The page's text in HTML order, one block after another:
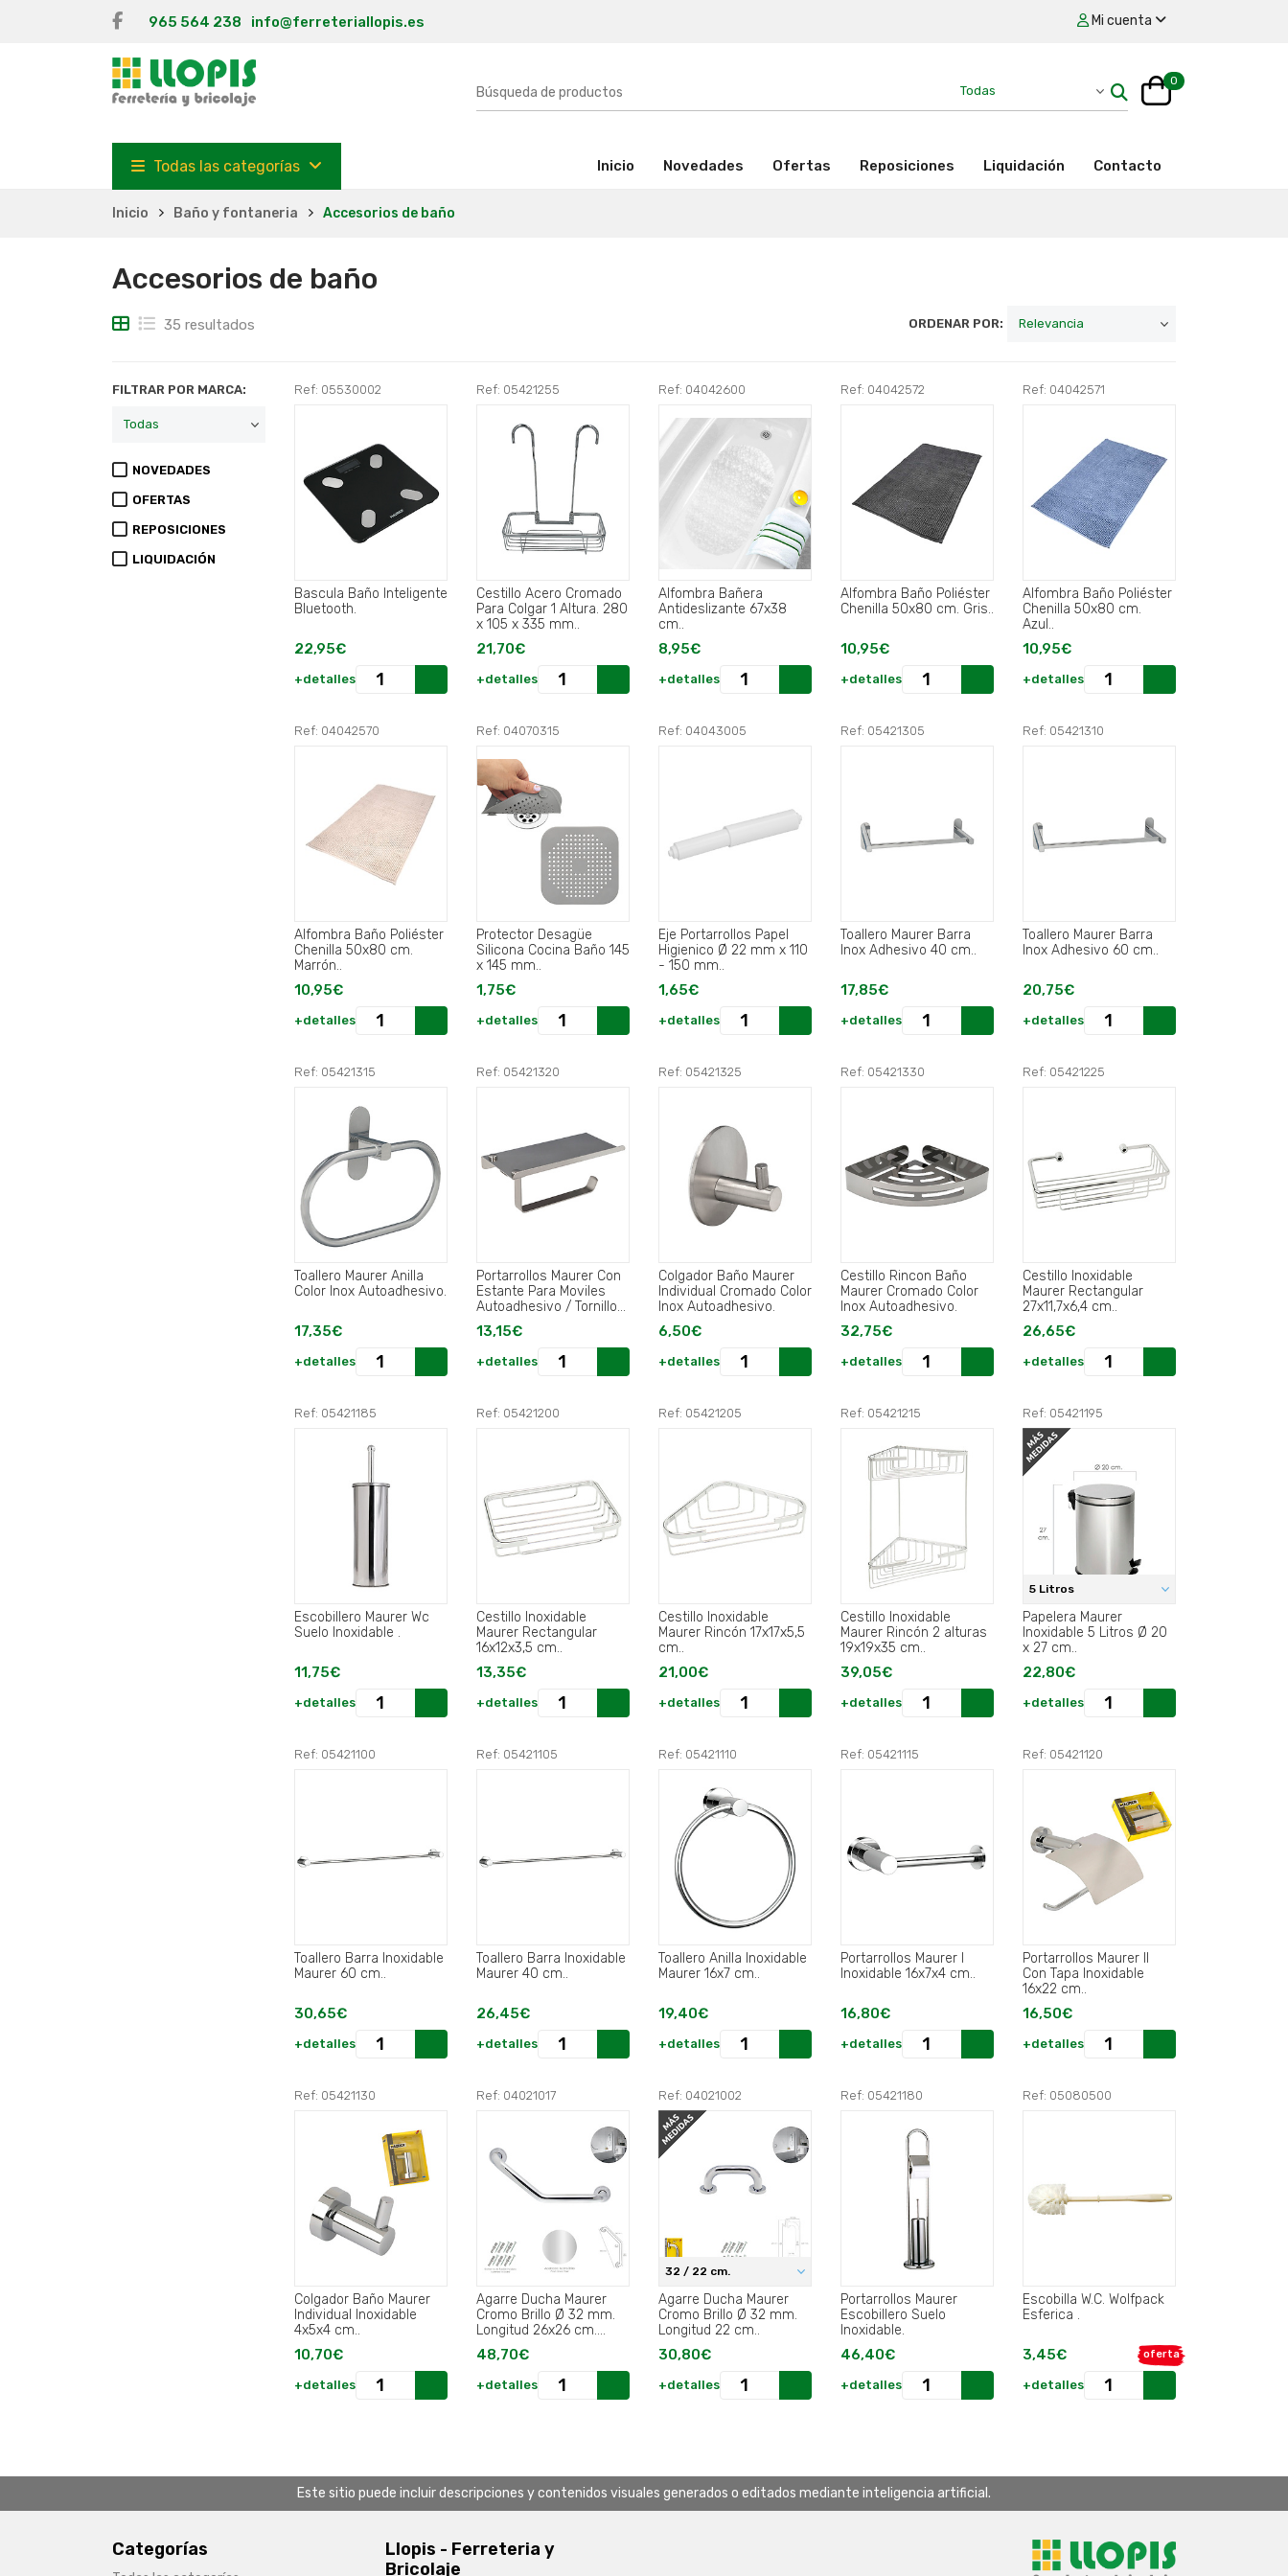
965 564 238 info@ferreteriallopis.es Mi cuenta
0
Todas las categorías Inicio (activo)Novedades Ofertas Reposiciones Liquidación Contacto
Inicio Baño y fontaneria Accesorios de baño
Accesorios de baño
35 resultados ORDENAR POR:
FILTRAR POR MARCA:
NOVEDADES
OFERTAS
REPOSICIONES
LIQUIDACIÓN
Ref: 05530002
Bascula Baño Inteligente
Bluetooth.
22,95€
+detalles
Ref: 05421255
Cestillo Acero Cromado
Para Colgar 1 Altura. 280
x 105 x 335 mm..
21,70€
+detalles
Ref: 04042600
Alfombra Bañera
Antideslizante 67x38
cm..
8,95€
+detalles
Ref: 04042572
Alfombra Baño Poliéster
Chenilla 50x80 cm. Gris..
10,95€
+detalles
Ref: 04042571
Alfombra Baño Poliéster
Chenilla 50x80 cm.
Azul..
10,95€
+detalles
Ref: 04042570
Alfombra Baño Poliéster
Chenilla 50x80 cm.
Marrón..
10,95€
+detalles
Ref: 04070315
Protector Desagüe
Silicona Cocina Baño 145
x 145 mm..
1,75€
+detalles
Ref: 04043005
Eje Portarrollos Papel
Higienico Ø 22 mm x 110
- 150 mm..
1,65€
+detalles
Ref: 05421305
Toallero Maurer Barra
Inox Adhesivo 40 cm..
17,85€
+detalles
Ref: 05421310
Toallero Maurer Barra
Inox Adhesivo 60 cm..
20,75€
+detalles
Ref: 05421315
Toallero Maurer Anilla
Color Inox Autoadhesivo.
17,35€
+detalles
Ref: 05421320
Portarrollos Maurer Con
Estante Para Moviles
Autoadhesivo / Tornillos.
Color Inox.
13,15€
+detalles
Ref: 05421325
Colgador Baño Maurer
Individual Cromado Color
Inox Autoadhesivo.
6,50€
+detalles
Ref: 05421330
Cestillo Rincon Baño
Maurer Cromado Color
Inox Autoadhesivo.
32,75€
+detalles
Ref: 05421225
Cestillo Inoxidable
Maurer Rectangular
27x11,7x6,4 cm..
26,65€
+detalles
Ref: 05421185
Escobillero Maurer Wc
Suelo Inoxidable .
11,75€
+detalles
Ref: 05421200
Cestillo Inoxidable
Maurer Rectangular
16x12x3,5 cm..
13,35€
+detalles
Ref: 05421205
Cestillo Inoxidable
Maurer Rincón 17x17x5,5
cm..
21,00€
+detalles
Ref: 05421215
Cestillo Inoxidable
Maurer Rincón 2 alturas
19x19x35 cm..
39,05€
+detalles
Ref: 05421195
5 Litros
Papelera Maurer
Inoxidable 5 Litros Ø 20
x 27 cm..
22,80€
+detalles
Ref: 05421100
Toallero Barra Inoxidable
Maurer 60 cm..
30,65€
+detalles
Ref: 05421105
Toallero Barra Inoxidable
Maurer 40 cm..
26,45€
+detalles
Ref: 05421110
Toallero Anilla Inoxidable
Maurer 16x7 cm..
19,40€
+detalles
Ref: 05421115
Portarrollos Maurer I
Inoxidable 16x7x4 cm..
16,80€
+detalles
Ref: 05421120
Portarrollos Maurer II
Con Tapa Inoxidable
16x22 cm..
16,50€
+detalles
Ref: 05421130
Colgador Baño Maurer
Individual Inoxidable
4x5x4 cm..
10,70€
+detalles
Ref: 04021017
Agarre Ducha Maurer
Cromo Brillo Ø 32 mm.
Longitud 26x26 cm.
Acodado.
48,70€
+detalles
Ref: 04021002
32 / 22 cm.
Agarre Ducha Maurer
Cromo Brillo Ø 32 mm.
Longitud 22 cm..
30,80€
+detalles
Ref: 05421180
Portarrollos Maurer
Escobillero Suelo
Inoxidable.
46,40€
+detalles
Ref: 05080500
Escobilla W.C. Wolfpack
Esferica .
oferta
3,45€
+detalles
Este sitio puede incluir descripciones y contenidos visuales generados o editados mediante inteligencia artificial.
Categorías
Llopis - Ferreteria y
Bricolaje